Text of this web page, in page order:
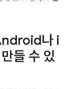
나 i
들 수 있